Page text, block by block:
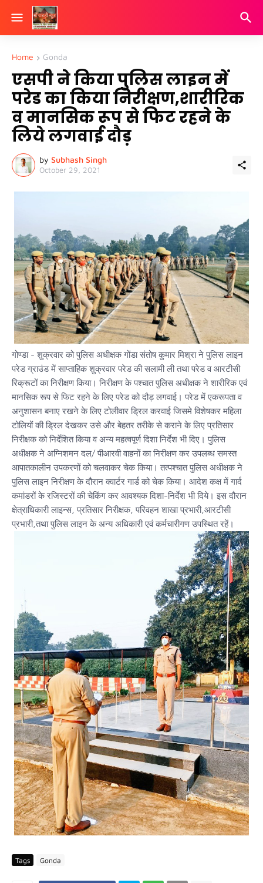
Home Gonda
एसपी ने किया पुलिस लाइन में
परेड का किया निरीक्षण,शारीरिक
व मानसिक रूप से फिट रहने के
लिये लगवाई दौड़
by Subhash Singh
October 29, 2021
गोण्डा - शुक्रवार को पुलिस अधीक्षक गोंडा संतोष कुमार मिश्रा ने पुलिस लाइन
परेड ग्राउंड में साप्ताहिक शुक्रवार परेड की सलामी ली तथा परेड व आरटीसी
रिक्रूटों का निरीक्षण किया। निरीक्षण के पश्चात पुलिस अधीक्षक ने शारीरिक एवं
मानसिक रूप से फिट रहने के लिए परेड को दौड़ लगवाई। परेड में एकरूपता व
अनुशासन बनाए रखने के लिए टोलीवार ड्रिल करवाई जिसमे विशेषकर महिला
टोलियों की ड्रिल देखकर उसे और बेहतर तरीके से कराने के लिए प्रतिसार
निरीक्षक को निर्देशित किया व अन्य महत्वपूर्ण दिशा निर्देश भी दिए। पुलिस
अधीक्षक ने अग्निशमन दल/ पीआरवी वाहनों का निरीक्षण कर उपलब्ध समस्त
आपातकालीन उपकरणों को चलवाकर चेक किया। तत्पश्चात पुलिस अधीक्षक ने
पुलिस लाइन निरीक्षण के दौरान क्वार्टर गार्ड को चेक किया। आदेश कक्ष में गार्द
कमांडरों के रजिस्टरों की चेकिंग कर आवश्यक दिशा-निर्देश भी दिये। इस दौरान
क्षेत्राधिकारी लाइन्स, प्रतिसार निरीक्षक, परिवहन शाखा प्रभारी,आरटीसी
प्रभारी,तथा पुलिस लाइन के अन्य अधिकारी एवं कर्मचारीगण उपस्थित रहें।
Tags Gonda